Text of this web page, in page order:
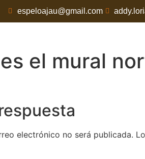
espeloajau@gmail.com
el mural
electrónico no será publicada.